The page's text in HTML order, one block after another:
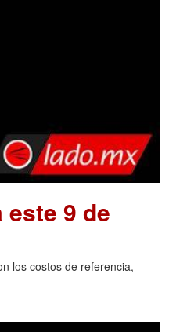
9 de
los costos de referencia,